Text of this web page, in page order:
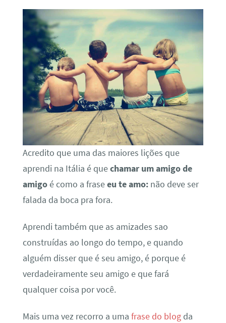
Acredito que uma das maiores lições que
aprendi na Itália é quechamar um amigo de
amigoé como a fraseeu te amo:não deve ser
falada da boca pra fora.
Aprendi também que as amizades sao
construídas ao longo do tempo, e quando
alguém disser que é seu amigo, é porque é
verdadeiramente seu amigo e que fará
qualquer coisa por você.
Mais uma vez recorro a uma frase do blogda